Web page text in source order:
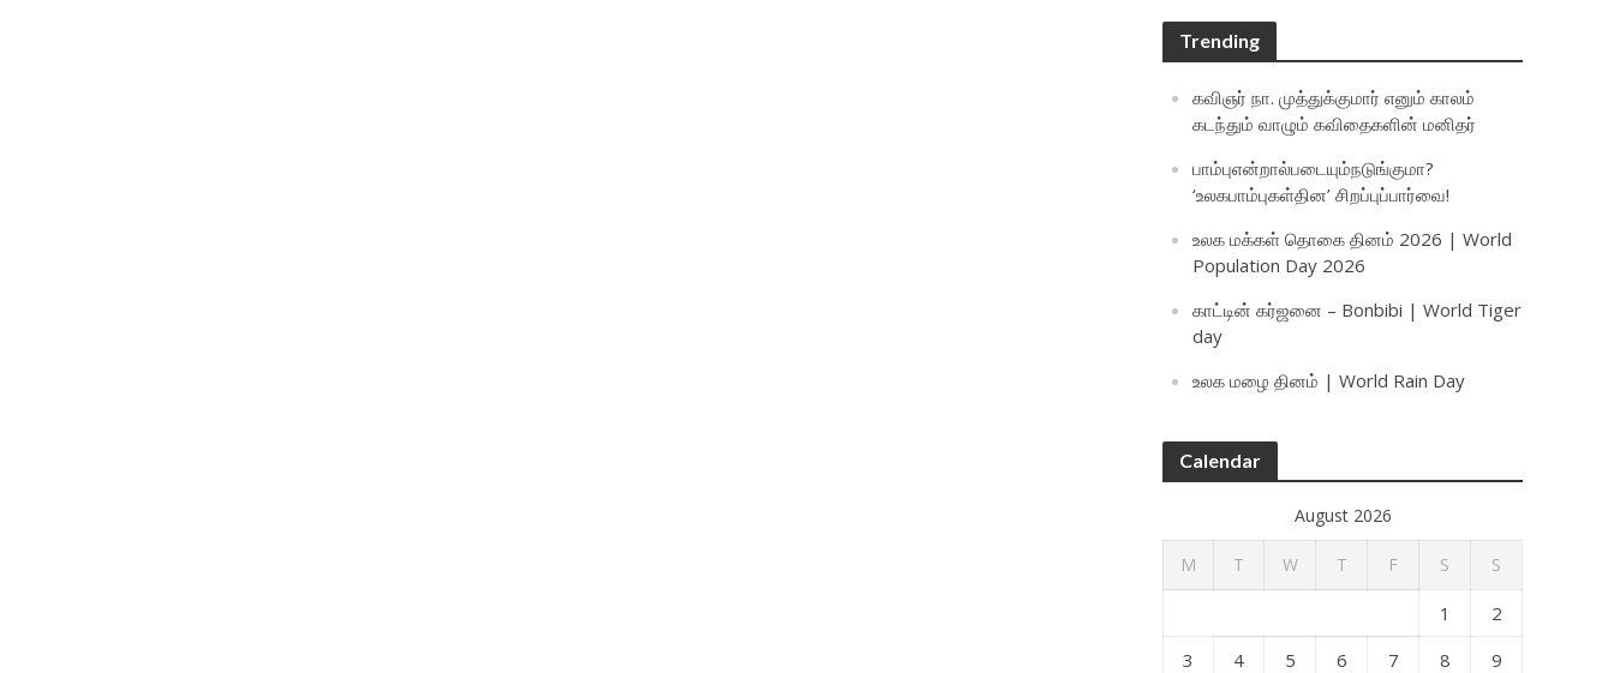
Trending
கவிஞர் நா. முத்துக்குமார் எனும் காலம்
கடந்தும் வாழும் கவிதைகளின் மனிதர்
பாம்புஎன்றால்படையும்நடுங்குமா?
‘உலகபாம்புகள்தின’ சிறப்புப்பார்வை!
உலக மக்கள் தொகை தினம் 2026 | World
Population Day 2026
காட்டின் கர்ஜனை – Bonbibi | World Tiger
day
உலக மழை தினம் | World Rain Day
Calendar
August 2026
M T W T F S S
1
2
3
4 5 6 7 8
9